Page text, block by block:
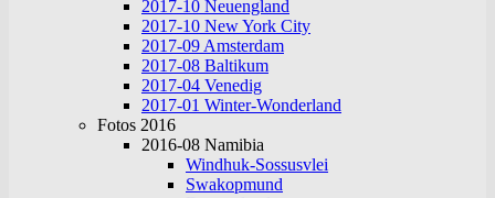
2017-10 Neuengland
2017-10 New York City
2017-09 Amsterdam
2017-08 Baltikum
2017-04 Venedig
2017-01 Winter-Wonderland
Fotos 2016
2016-08 Namibia
Windhuk-Sossusvlei
Swakopmund